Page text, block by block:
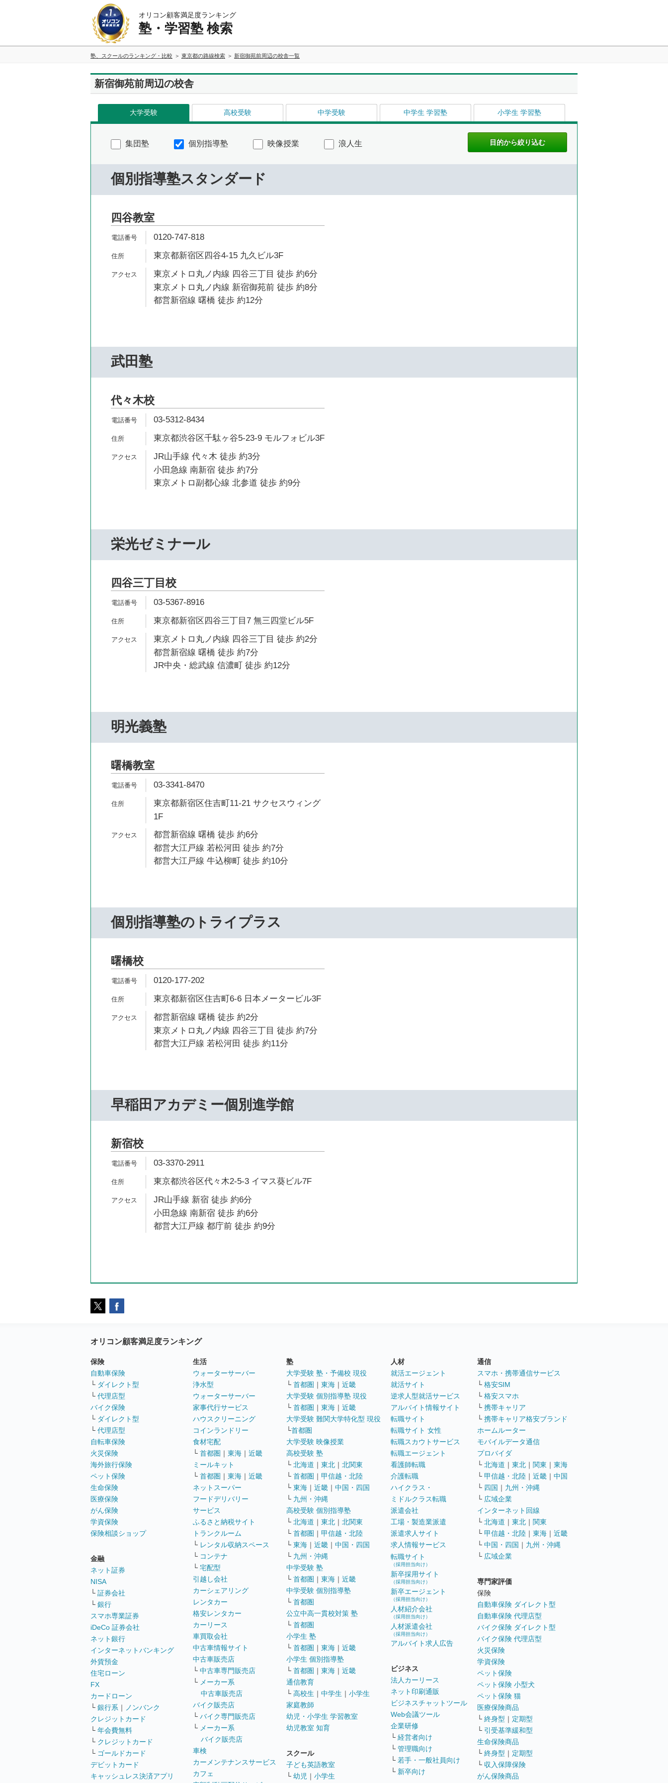
オリコン顧客満足度ランキング
塾・学習塾 検索
塾、スクールのランキング・比較 東京都の路線検索 新宿御苑前周辺の校舎一覧
新宿御苑前周辺の校舎
大学受験 高校受験 中学受験 中学生 学習塾 小学生 学習塾
集団塾 個別指導塾 映像授業 浪人生
個別指導塾スタンダード
四谷教室
0120-747-818
東京都新宿区四谷4-15 九久ビル3F
東京メトロ丸ノ内線 四谷三丁目 徒歩 約6分
東京メトロ丸ノ内線 新宿御苑前 徒歩 約8分
都営新宿線 曙橋 徒歩 約12分
武田塾
代々木校
03-5312-8434
東京都渋谷区千駄ヶ谷5-23-9 モルフォビル3F
JR山手線 代々木 徒歩 約3分
小田急線 南新宿 徒歩 約7分
東京メトロ副都心線 北参道 徒歩 約9分
栄光ゼミナール
四谷三丁目校
03-5367-8916
東京都新宿区四谷三丁目7 無三四堂ビル5F
東京メトロ丸ノ内線 四谷三丁目 徒歩 約2分
都営新宿線 曙橋 徒歩 約7分
JR中央・総武線 信濃町 徒歩 約12分
明光義塾
曙橋教室
03-3341-8470
東京都新宿区住吉町11-21 サクセスウィング
1F
都営新宿線 曙橋 徒歩 約6分
都営大江戸線 若松河田 徒歩 約7分
都営大江戸線 牛込柳町 徒歩 約10分
個別指導塾のトライプラス
曙橋校
0120-177-202
東京都新宿区住吉町6-6 日本メータービル3F
都営新宿線 曙橋 徒歩 約2分
東京メトロ丸ノ内線 四谷三丁目 徒歩 約7分
都営大江戸線 若松河田 徒歩 約11分
早稲田アカデミー個別進学館
新宿校
03-3370-2911
東京都渋谷区代々木2-5-3 イマス葵ビル7F
JR山手線 新宿 徒歩 約6分
小田急線 南新宿 徒歩 約6分
都営大江戸線 都庁前 徒歩 約9分
オリコン顧客満足度ランキング
保険
自動車保険
└ ダイレクト型
└ 代理店型
バイク保険
└ ダイレクト型
└ 代理店型
自転車保険
火災保険
海外旅行保険
ペット保険
生命保険
医療保険
がん保険
学資保険
保険相談ショップ
金融
ネット証券
NISA
└ 証券会社
└ 銀行
スマホ専業証券
iDeCo 証券会社
ネット銀行
インターネットバンキング
外貨預金
住宅ローン
FX
カードローン
└ 銀行系 ｜
ノンバンク
クレジットカード
└ 年会費無料
└ クレジットカード
└ ゴールドカード
デビットカード
キャッシュレス決済アプリ
生活
ウォーターサーバー
浄水型
ウォーターサーバー
家事代行サービス
ハウスクリーニング
コインランドリー
食材宅配
└ 首都圏 ｜ 東海 ｜ 近畿
ミールキット
└ 首都圏 ｜ 東海 ｜ 近畿
ネットスーパー
フードデリバリー
サービス
ふるさと納税サイト
トランクルーム
└ レンタル収納スペース
└ コンテナ
└ 宅配型
引越し会社
カーシェアリング
レンタカー
格安レンタカー
カーリース
車買取会社
中古車情報サイト
中古車販売店
└ 中古車専門販売店
└ メーカー系
中古車販売店
バイク販売店
└ バイク専門販売店
└ メーカー系
バイク販売店
車検
カーメンテナンスサービス
カフェ
塾
大学受験 塾・予備校 現役
└ 首都圏 ｜ 東海 ｜ 近畿
大学受験 個別指導塾 現役
└ 首都圏 ｜ 東海 ｜ 近畿
大学受験 難関大学特化型 現役
└首都圏
大学受験 映像授業
高校受験 塾
└ 北海道 ｜ 東北 ｜ 北関東
└ 首都圏 ｜ 甲信越・北陸
└ 東海 ｜ 近畿 ｜ 中国・四国
└ 九州・沖縄
高校受験 個別指導塾
└ 北海道 ｜ 東北 ｜ 北関東
└ 首都圏 ｜ 甲信越・北陸
└ 東海 ｜ 近畿 ｜ 中国・四国
└ 九州・沖縄
中学受験 塾
└ 首都圏 ｜ 東海 ｜ 近畿
中学受験 個別指導塾
└ 首都圏
公立中高一貫校対策 塾
└ 首都圏
小学生 塾
└ 首都圏 ｜ 東海 ｜ 近畿
小学生 個別指導塾
└ 首都圏 ｜ 東海 ｜ 近畿
通信教育
└ 高校生 ｜ 中学生 ｜ 小学生
家庭教師
幼児・小学生 学習教室
幼児教室 知育
スクール
子ども英語教室
└ 幼児 ｜ 小学生
人材
就活エージェント
就活サイト
逆求人型就活サービス
アルバイト情報サイト
転職サイト
転職サイト 女性
転職スカウトサービス
転職エージェント
看護師転職
介護転職
ハイクラス・
ミドルクラス転職
派遣会社
工場・製造業派遣
派遣求人サイト
求人情報サービス
転職サイト
（採用担当向け）
新卒採用サイト
（採用担当向け）
新卒エージェント
（採用担当向け）
人材紹介会社
（採用担当向け）
人材派遣会社
（採用担当向け）
アルバイト求人広告
ビジネス
法人カーリース
ネット印刷通販
ビジネスチャットツール
Web会議ツール
企業研修
└ 経営者向け
└ 管理職向け
└ 若手・一般社員向け
└ 新卒向け
通信
スマホ・携帯通信サービス
└ 格安SIM
└ 格安スマホ
└ 携帯キャリア
└ 携帯キャリア格安ブランド
ホームルーター
モバイルデータ通信
プロバイダ
└ 北海道 ｜ 東北 ｜ 関東 ｜ 東海
└ 甲信越・北陸 ｜ 近畿 ｜ 中国
└ 四国 ｜ 九州・沖縄
└ 広域企業
インターネット回線
└ 北海道 ｜ 東北 ｜ 関東
└ 甲信越・北陸 ｜ 東海 ｜ 近畿
└ 中国・四国 ｜ 九州・沖縄
└ 広域企業
専門家評価
保険
自動車保険 ダイレクト型
自動車保険 代理店型
バイク保険 ダイレクト型
バイク保険 代理店型
火災保険
学資保険
ペット保険
ペット保険 小型犬
ペット保険 猫
医療保険商品
└ 終身型 ｜ 定期型
└ 引受基準緩和型
生命保険商品
└ 終身型 ｜ 定期型
└ 収入保障保険
がん保険商品